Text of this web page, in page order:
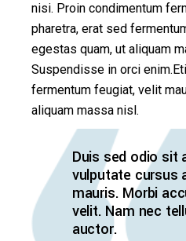
nisi. Proin condimentum
pharetra, erat sed
egestas quam, ut aliquam
Suspendisse in orci
fermentum feugiat, velit
aliquam massa nisl.
Duis sed odio sit
vulputate cursus
mauris. Morbi
velit. Nam nec
auctor.